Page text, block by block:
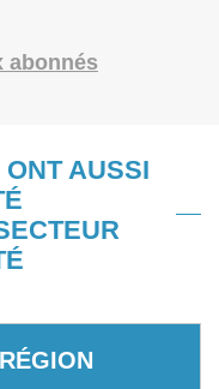
abonnés
AUSSI